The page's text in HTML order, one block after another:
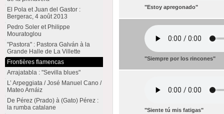
"Estoy apregonado"
"Siempre por los rincones"
"Siente tú mis fatigas"
El Pola et Juan del Gastor :
Bergerac, 4 août 2013
Pedro Soler et Philippe
Mouratoglou
"Pastora" : Pastora Galván à la
Grande Halle de La Villette
Frontières flamencas
Arrajatabla : "Sevilla blues"
L’ Arpeggiata / José Manuel Cano /
Mateo Arnáiz
De Pérez (Prado) à (Gato) Pérez :
la rumba catalane